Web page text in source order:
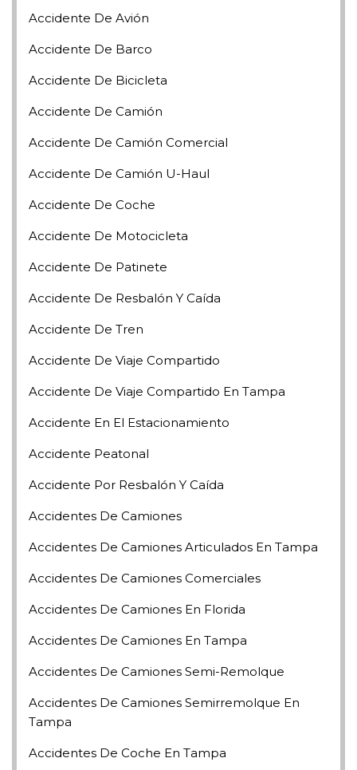
Accidente De Avión
Accidente De Barco
Accidente De Bicicleta
Accidente De Camión
Accidente De Camión Comercial
Accidente De Camión U-Haul
Accidente De Coche
Accidente De Motocicleta
Accidente De Patinete
Accidente De Resbalón Y Caída
Accidente De Tren
Accidente De Viaje Compartido
Accidente De Viaje Compartido En Tampa
Accidente En El Estacionamiento
Accidente Peatonal
Accidente Por Resbalón Y Caída
Accidentes De Camiones
Accidentes De Camiones Articulados En Tampa
Accidentes De Camiones Comerciales
Accidentes De Camiones En Florida
Accidentes De Camiones En Tampa
Accidentes De Camiones Semi-Remolque
Accidentes De Camiones Semirremolque En
Tampa
Accidentes De Coche En Tampa